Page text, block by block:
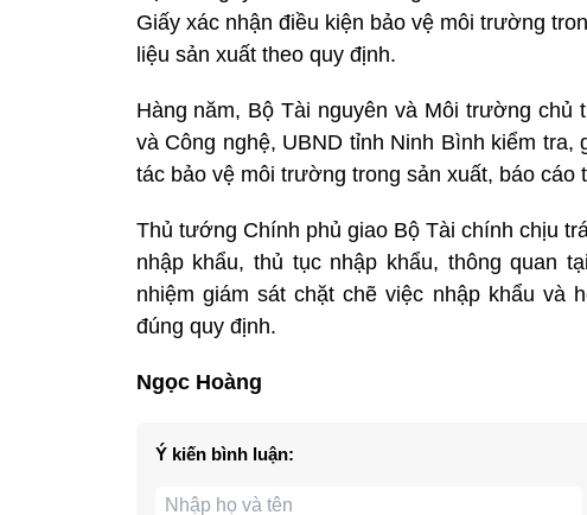
Giấy xác nhận điều kiện bảo vệ môi trường
liệu sản xuất theo quy định.
Hàng năm, Bộ Tài nguyên và Môi trường
và Công nghệ, UBND tỉnh Ninh Bình kiểm
tác bảo vệ môi trường trong sản xuất, báo cáo
Thủ tướng Chính phủ giao Bộ Tài chính chịu
nhập khẩu, thủ tục nhập khẩu, thông quan
nhiệm giám sát chặt chẽ việc nhập khẩu và
đúng quy định.
Ngọc Hoàng
Ý kiến bình luận: